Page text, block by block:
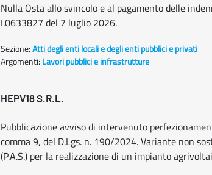
Nulla Osta allo svincolo e al pagamento delle
I.0633827 del 7 luglio 2026.
Sezione:Atti degli enti locali e degli enti pubblici e privati
Argomenti: Lavori pubblici e infrastrutture
HEPV18 S.R.L.
Pubblicazione avviso di intervenuto
comma 9, del D.Lgs. n. 190/2024. Variante non
(P.A.S.) per la realizzazione di un impianto